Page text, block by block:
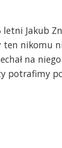
letni Jakub
ten nikomu
na
potrafimy